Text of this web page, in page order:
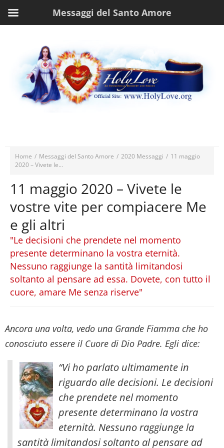
Home / Messaggi del Santo Amore / 2020 Messaggi / 11 maggio
2020 – Vivete le...
11 maggio 2020 – Vivete le
vostre vite per compiacere Me
e gli altri
"Le decisioni che prendete nel momento
presente determinano la vostra eternità.
Nessuno raggiunge la santità limitandosi
soltanto al pensare ad essa. Dovete, con tutto il
cuore, amare Me senza riserve"
Ancora una volta, vedo una Grande Fiamma che ho
conosciuto essere il Cuore di Dio Padre. Egli dice:
“Vi ho parlato ultimamente in
riguardo alle decisioni. Le decisioni
che prendete nel momento
presente determinano la vostra
eternità. Nessuno raggiunge la
santità limitandosi soltanto al pensare ad
Messaggi del Santo Amore